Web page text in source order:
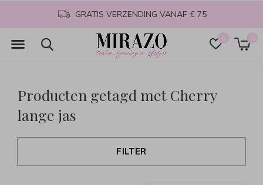
0 0
GRATIS VERZENDING VANAF € 75
Producten getagd met Cherry
lange jas
FILTER